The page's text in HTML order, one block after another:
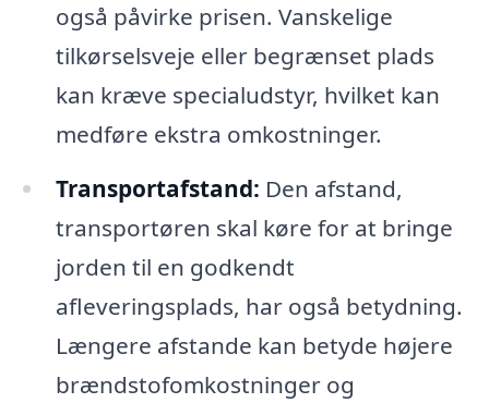
også påvirke prisen. Vanskelige
tilkørselsveje eller begrænset plads
kan kræve specialudstyr, hvilket kan
medføre ekstra omkostninger.
Transportafstand: Den afstand,
transportøren skal køre for at bringe
jorden til en godkendt
afleveringsplads, har også betydning.
Længere afstande kan betyde højere
brændstofomkostninger og